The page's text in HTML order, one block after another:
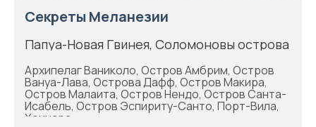
Секреты Меланезии
Папуа-Новая Гвинея, Соломоновы острова
Архипелаг Ваниколо, Остров Амбрим, Остров
Вануа-Лава, Острова Дафф, Остров Макира,
Остров Малаита, Остров Нендо, Остров Санта-
Исабель, Остров Эспириту-Санто, Порт-Вила,
Хониара